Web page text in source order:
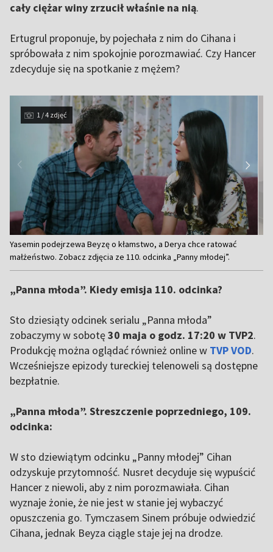
cały ciężar winy zrzucił właśnie na nią.
Ertugrul proponuje, by pojechała z nim do Cihana i
spróbowała z nim spokojnie porozmawiać. Czy Hancer
zdecyduje się na spotkanie z mężem?
1 / 4 zdjęć
Item
1
of
Yasemin podejrzewa Beyzę o kłamstwo, a Derya chce ratować
małżeństwo. Zobacz zdjęcia ze 110. odcinka „Panny młodej”.
„Panna młoda”. Kiedy emisja 110. odcinka?
Sto dziesiąty odcinek serialu „Panna młoda”
zobaczymy w sobotę30 maja o godz. 17:20 w TVP2.
Produkcję można oglądać również online w TVP VOD.
Wcześniejsze epizody tureckiej telenoweli są dostępne
bezpłatnie.
„Panna młoda”. Streszczenie poprzedniego, 109.
odcinka:
W sto dziewiątym odcinku „Panny młodej” Cihan
odzyskuje przytomność. Nusret decyduje się wypuścić
Hancer z niewoli, aby z nim porozmawiała. Cihan
wyznaje żonie, że nie jest w stanie jej wybaczyć
opuszczenia go. Tymczasem Sinem próbuje odwiedzić
Cihana, jednak Beyza ciągle staje jej na drodze.